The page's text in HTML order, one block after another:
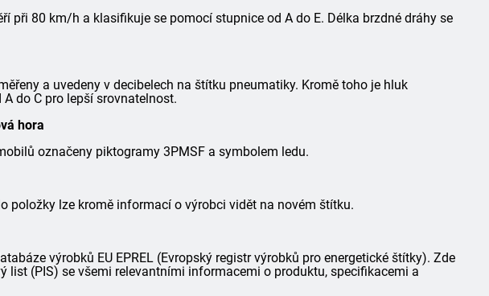
při 80 km/h a klasifikuje se pomocí stupnice od A do E. Délka brzdné dráhy se
a uvedeny v decibelech na štítku pneumatiky. Kromě toho je hluk
do C pro lepší srovnatelnost.
hora
označeny piktogramy 3PMSF a symbolem ledu.
položky lze kromě informací o výrobci vidět na novém štítku.
výrobků EU EPREL (Evropský registr výrobků pro energetické štítky). Zde
list (PIS) se všemi relevantními informacemi o produktu, specifikacemi a